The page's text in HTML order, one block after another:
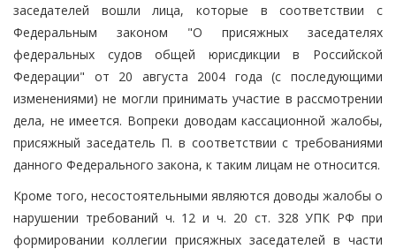
заседателей вошли лица, которые в соответствии с
Федеральным законом "О присяжных заседателях
федеральных судов общей юрисдикции в Российской
Федерации" от 20 августа 2004 года (с последующими
изменениями) не могли принимать участие в рассмотрении
дела, не имеется. Вопреки доводам кассационной жалобы,
присяжный заседатель П. в соответствии с требованиями
данного Федерального закона, к таким лицам не относится.
Кроме того, несостоятельными являются доводы жалобы о
нарушении требований ч. 12 и ч. 20 ст. 328 УПК РФ при
формировании коллегии присяжных заседателей в части